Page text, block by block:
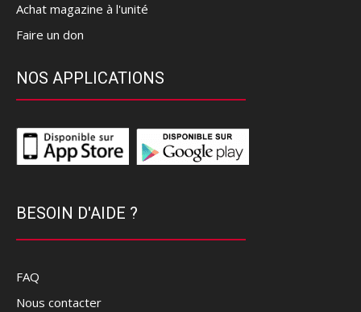
Achat magazine à l'unité
Faire un don
NOS APPLICATIONS
BESOIN D'AIDE ?
FAQ
Nous contacter